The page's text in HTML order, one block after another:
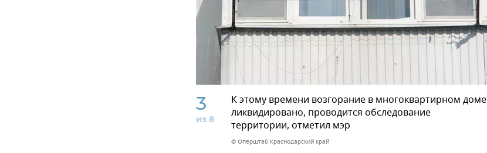
3
из 8
К этому времени возгорание в многоквартирном доме
ликвидировано, проводится обследование
территории, отметил мэр
© Оперштаб Краснодарский край